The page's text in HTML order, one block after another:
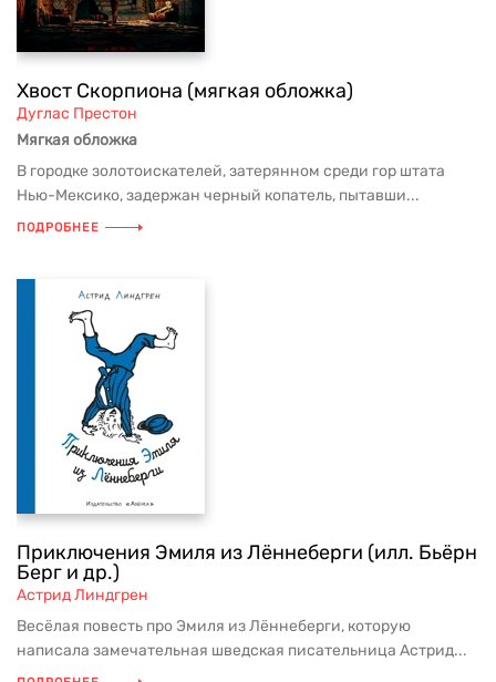
Хвост Скорпиона (мягкая обложка)
Дуглас Престон
Мягкая обложка
В городке золотоискателей, затерянном среди гор штата
Нью-Мексико, задержан черный копатель, пытавши...
ПОДРОБНЕЕ
Приключения Эмиля из Лённеберги (илл. Бьёрн
Берг и др.)
Астрид Линдгрен
Весёлая повесть про Эмиля из Лённеберги, которую
написала замечательная шведская писательница Астрид...